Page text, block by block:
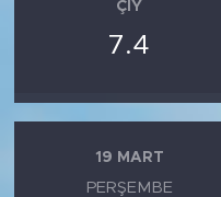
ÇIY
7.4
19 MART
PERŞEMBE